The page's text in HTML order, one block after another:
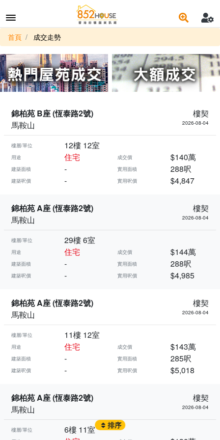
首頁 成交走勢
錦柏苑 B座 (恆泰路2號)
樓契
馬鞍山
2026-08-04
樓層/單位 12樓 12室
用途 住宅 成交價 $140萬
建築面積 - 實用面積 288呎
建築呎價 - 實用呎價 $4,847
錦柏苑 A座 (恆泰路2號)
樓契
馬鞍山
2026-08-04
樓層/單位 29樓 6室
用途 住宅 成交價 $144萬
建築面積 - 實用面積 288呎
建築呎價 - 實用呎價 $4,985
錦柏苑 A座 (恆泰路2號)
樓契
馬鞍山
2026-08-04
樓層/單位 11樓 12室
用途 住宅 成交價 $143萬
建築面積 - 實用面積 285呎
建築呎價 - 實用呎價 $5,018
錦柏苑 A座 (恆泰路2號)
樓契
馬鞍山
2026-08-04
樓層/單位 6樓 11室 排序